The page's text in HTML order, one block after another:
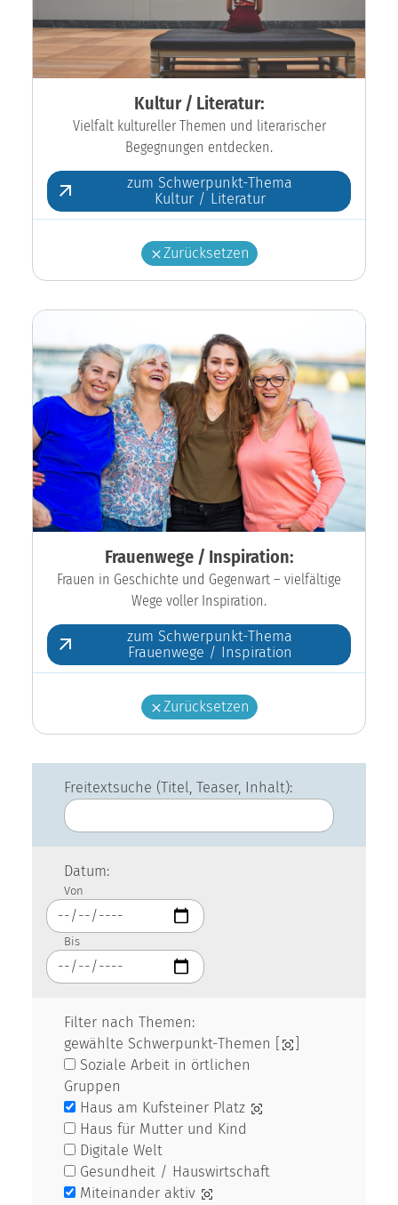
Kultur / Literatur:
Vielfalt kultureller Themen und literarischer
Begegnungen entdecken.
zum Schwerpunkt-Thema
Kultur / Literatur
Zurücksetzen
Frauenwege / Inspiration:
Frauen in Geschichte und Gegenwart – vielfältige
Wege voller Inspiration.
zum Schwerpunkt-Thema
Frauenwege / Inspiration
Zurücksetzen
Freitextsuche (Titel, Teaser, Inhalt):
Datum:
Von
Bis
Filter nach Themen:
gewählte Schwerpunkt-Themen [
Soziale Arbeit in örtlichen
Gruppen
Haus am Kufsteiner Platz
Haus für Mutter und Kind
Digitale Welt
Gesundheit / Hauswirtschaft
Miteinander aktiv